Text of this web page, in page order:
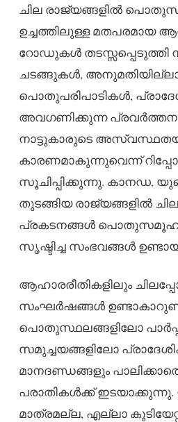
ചില രാജ്യങ്ങളിൽ
ഉച്ചത്തിലുള്ള
റോഡുകൾ തടസ്സപ്പെടുത്തി
ചടങ്ങുകൾ,
പൊതുപരിപാടികൾ,
അവഗണിക്കുന്ന
നാട്ടുകാരുടെ
കാരണമാകുന്നുവെന്ന്
സൂചിപ്പിക്കുന്നു. കാനഡ,
തുടങ്ങിയ രാജ്യങ്ങളിൽ ചില
പ്രകടനങ്ങൾ
സൃഷ്ടിച്ച സംഭവങ്ങൾ
ആഹാരരീതികളിലും
സംഘർഷങ്ങൾ
പൊതുസ്ഥലങ്ങളിലോ
സമുച്ചയങ്ങളിലോ
മാനദണ്ഡങ്ങളും
പരാതികൾക്ക്
മാത്രമല്ല, എല്ലാ